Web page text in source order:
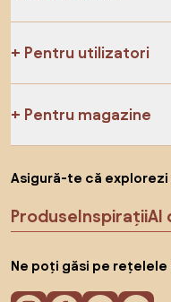
Pentru utilizatori
Pentru magazine
Asigură-te că explorezi
ProduseInspirațiiAI
Ne poți găsi pe